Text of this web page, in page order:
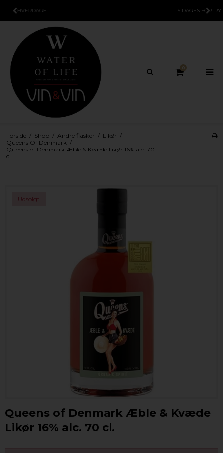
0
Forside / Shop / Andre flasker / Likør /
Queens Of Denmark /
Queens of Denmark Æble & Kvæde Likør 16% alc. 70
cl.
Udsolgt
Queens of Denmark Æble & Kvæde
Likør 16% alc. 70 cl.